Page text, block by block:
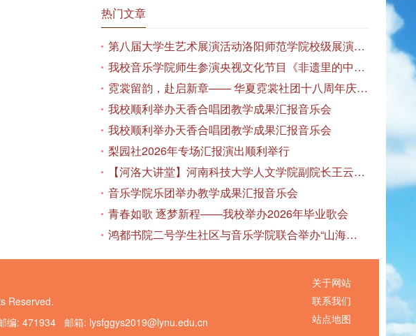
热门文章
第八届大学生艺术展演活动洛阳师范学院校级展演——艺术作品专场展览在美术与艺术学院顺利开展
我校音乐学院师生参演央视文化节目《非遗里的中国》
霓裳留韵，赴启新章—— 华夏霓裳社团十八周年庆暨毕业季特别演出圆满落幕
我校顺利举办天香合唱团教学成果汇报音乐会
我校顺利举办天香合唱团教学成果汇报音乐会
梨园社2026年专场汇报演出顺利举行
【河洛大讲堂】河南科技大学人文学院副院长王云红教授应邀作专题讲座
音乐学院乐团举办教学成果汇报音乐会
青春如歌 逐梦新程——我校举办2026年毕业歌会
鸿都书院二号学生社区与音乐学院联合举办“山海诗恋”合唱思政汇报音乐会
Reserved.
: 471934 邮箱: lysfggys2019@lynu.edu.cn
关于网站
联系我们
站点地图